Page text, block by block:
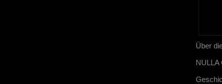
Über
NULLA